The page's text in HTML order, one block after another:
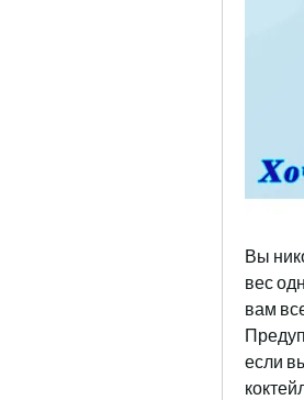
Вы
вес
вам
если